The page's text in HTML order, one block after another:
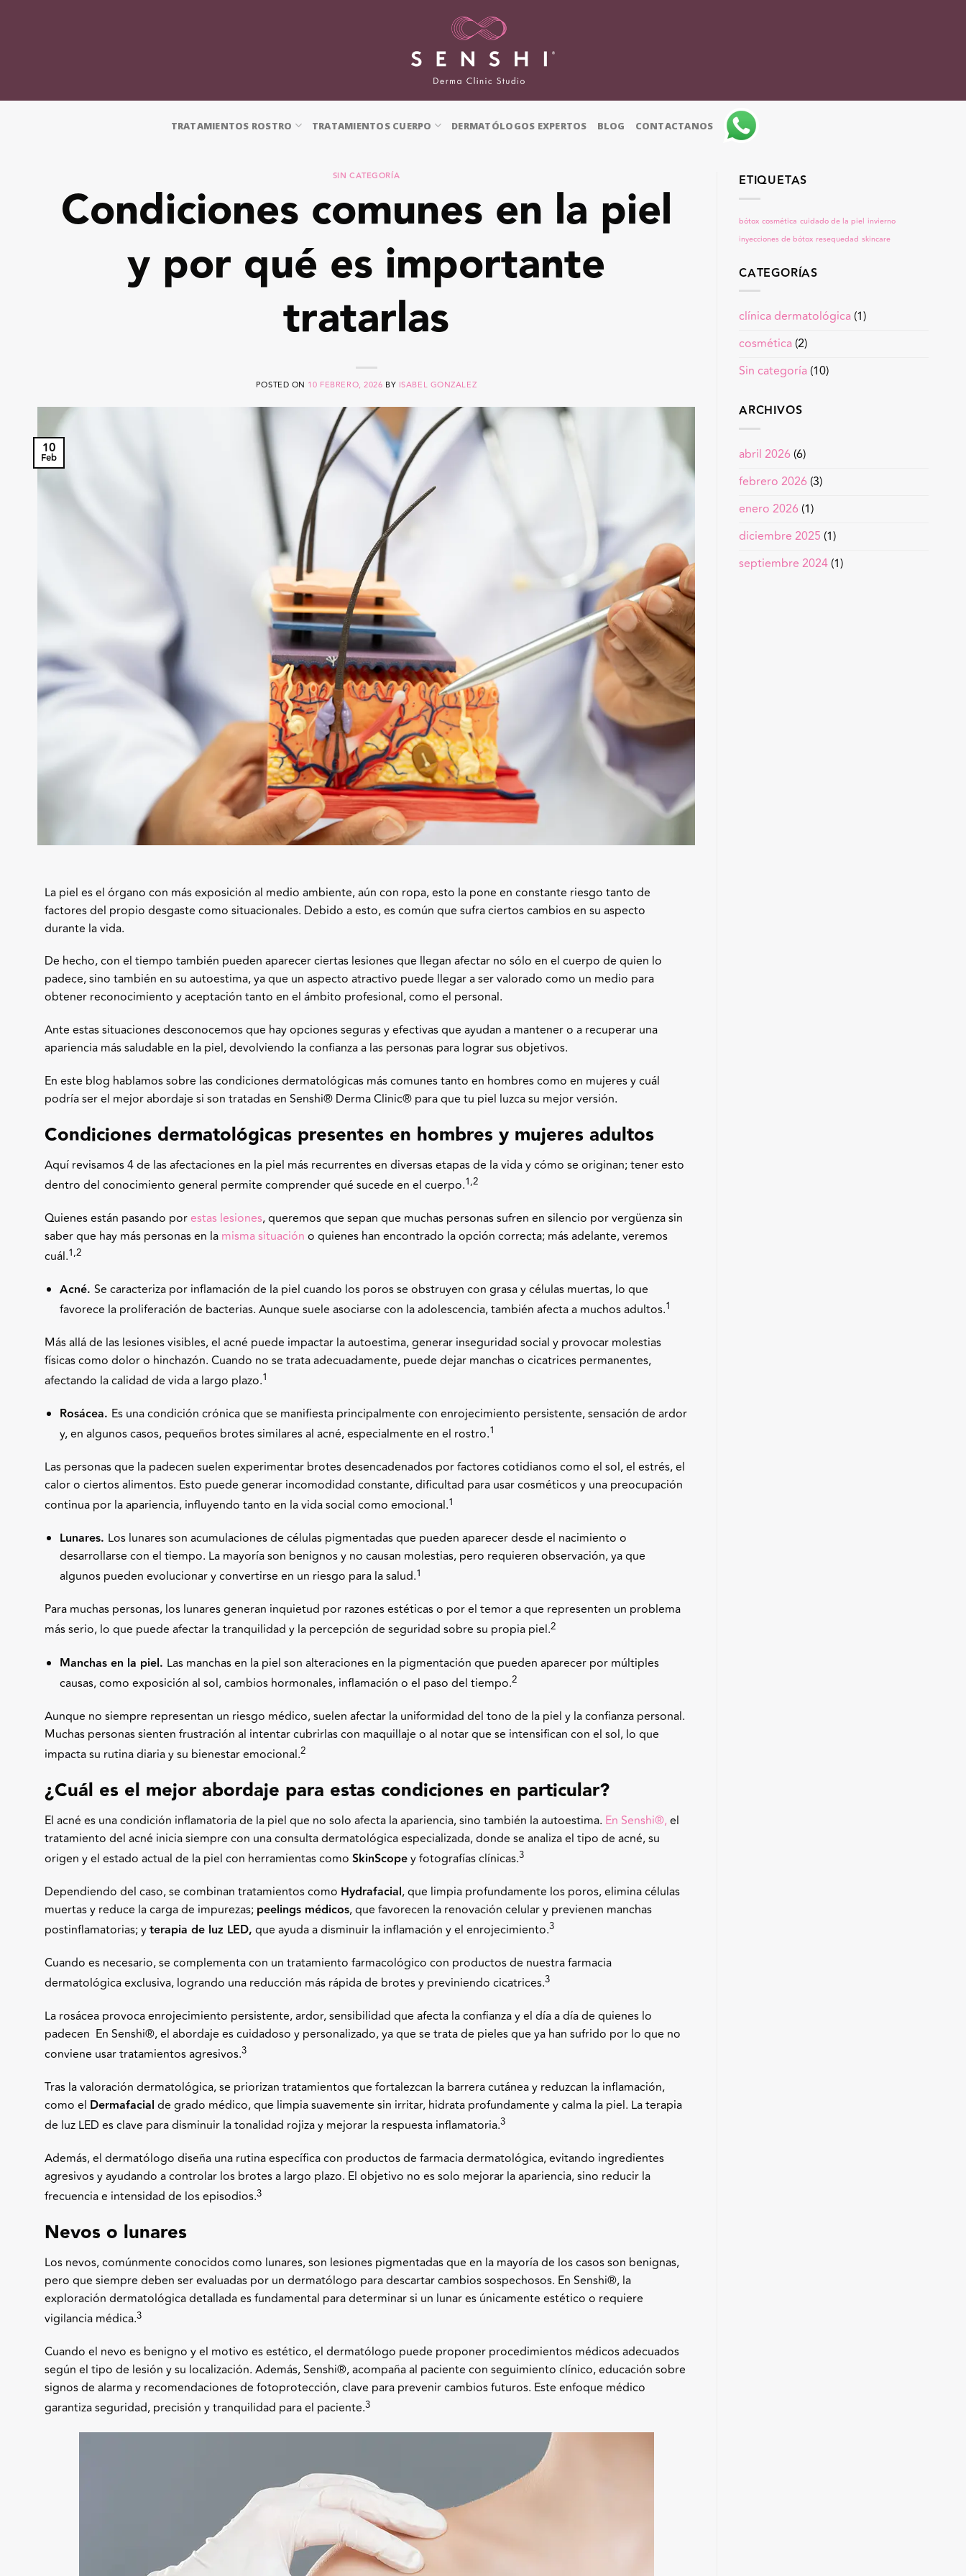
TRATAMIENTOS ROSTRO TRATAMIENTOS CUERPO DERMATÓLOGOS EXPERTOS BLOG CONTACTANOS
SIN CATEGORÍA
Condiciones comunes en la piel
y por qué es importante
tratarlas
POSTED ON 10 FEBRERO, 2026 BY ISABEL GONZALEZ
10
Feb
La piel es el órgano con más exposición al medio ambiente, aún con ropa, esto la pone en constante riesgo tanto de
factores del propio desgaste como situacionales. Debido a esto, es común que sufra ciertos cambios en su aspecto
durante la vida.
De hecho, con el tiempo también pueden aparecer ciertas lesiones que llegan afectar no sólo en el cuerpo de quien lo
padece, sino también en su autoestima, ya que un aspecto atractivo puede llegar a ser valorado como un medio para
obtener reconocimiento y aceptación tanto en el ámbito profesional, como el personal.
Ante estas situaciones desconocemos que hay opciones seguras y efectivas que ayudan a mantener o a recuperar una
apariencia más saludable en la piel, devolviendo la confianza a las personas para lograr sus objetivos.
En este blog hablamos sobre las condiciones dermatológicas más comunes tanto en hombres como en mujeres y cuál
podría ser el mejor abordaje si son tratadas en Senshi® Derma Clinic® para que tu piel luzca su mejor versión.
Condiciones dermatológicas presentes en hombres y mujeres adultos
Aquí revisamos 4 de las afectaciones en la piel más recurrentes en diversas etapas de la vida y cómo se originan; tener esto
dentro del conocimiento general permite comprender qué sucede en el cuerpo.1,2
Quienes están pasando porestas lesiones, queremos que sepan que muchas personas sufren en silencio por vergüenza sin
saber que hay más personas en la misma situación o quienes han encontrado la opción correcta; más adelante, veremos
cuál.1,2
Acné. Se caracteriza por inflamación de la piel cuando los poros se obstruyen con grasa y células muertas, lo que
favorece la proliferación de bacterias. Aunque suele asociarse con la adolescencia, también afecta a muchos adultos.1
Más allá de las lesiones visibles, el acné puede impactar la autoestima, generar inseguridad social y provocar molestias
físicas como dolor o hinchazón. Cuando no se trata adecuadamente, puede dejar manchas o cicatrices permanentes,
afectando la calidad de vida a largo plazo.1
Rosácea. Es una condición crónica que se manifiesta principalmente con enrojecimiento persistente, sensación de ardor
y, en algunos casos, pequeños brotes similares al acné, especialmente en el rostro.1
Las personas que la padecen suelen experimentar brotes desencadenados por factores cotidianos como el sol, el estrés, el
calor o ciertos alimentos. Esto puede generar incomodidad constante, dificultad para usar cosméticos y una preocupación
continua por la apariencia, influyendo tanto en la vida social como emocional.1
Lunares. Los lunares son acumulaciones de células pigmentadas que pueden aparecer desde el nacimiento o
desarrollarse con el tiempo. La mayoría son benignos y no causan molestias, pero requieren observación, ya que
algunos pueden evolucionar y convertirse en un riesgo para la salud.1
Para muchas personas, los lunares generan inquietud por razones estéticas o por el temor a que representen un problema
más serio, lo que puede afectar la tranquilidad y la percepción de seguridad sobre su propia piel.2
Manchas en la piel. Las manchas en la piel son alteraciones en la pigmentación que pueden aparecer por múltiples
causas, como exposición al sol, cambios hormonales, inflamación o el paso del tiempo.2
Aunque no siempre representan un riesgo médico, suelen afectar la uniformidad del tono de la piel y la confianza personal.
Muchas personas sienten frustración al intentar cubrirlas con maquillaje o al notar que se intensifican con el sol, lo que
impacta su rutina diaria y su bienestar emocional.2
¿Cuál es el mejor abordaje para estas condiciones en particular?
El acné es una condición inflamatoria de la piel que no solo afecta la apariencia, sino también la autoestima. En Senshi®,el
tratamiento del acné inicia siempre con una consulta dermatológica especializada, donde se analiza el tipo de acné, su
origen y el estado actual de la piel con herramientas como SkinScopey fotografías clínicas.3
Dependiendo del caso, se combinan tratamientos como Hydrafacial, que limpia profundamente los poros, elimina células
muertas y reduce la carga de impurezas; peelings médicos, que favorecen la renovación celular y previenen manchas
postinflamatorias; yterapia de luz LED, que ayuda a disminuir la inflamación y el enrojecimiento.3
Cuando es necesario, se complementa con un tratamiento farmacológico con productos de nuestra farmacia
dermatológica exclusiva, logrando una reducción más rápida de brotes y previniendo cicatrices.3
La rosácea provoca enrojecimiento persistente, ardor, sensibilidad que afecta la confianza y el día a día de quienes lo
padecen En Senshi®, el abordaje es cuidadoso y personalizado, ya que se trata de pieles que ya han sufrido por lo que no
conviene usar tratamientos agresivos.3
Tras la valoración dermatológica, se priorizan tratamientos que fortalezcan la barrera cutánea y reduzcan la inflamación,
como el Dermafacial de grado médico, que limpia suavemente sin irritar, hidrata profundamente y calma la piel. La terapia
de luz LED es clave para disminuir la tonalidad rojiza y mejorar la respuesta inflamatoria.3
Además, el dermatólogo diseña una rutina específica con productos de farmacia dermatológica, evitando ingredientes
agresivos y ayudando a controlar los brotes a largo plazo. El objetivo no es solo mejorar la apariencia, sino reducir la
frecuencia e intensidad de los episodios.3
Nevos o lunares
Los nevos, comúnmente conocidos como lunares, son lesiones pigmentadas que en la mayoría de los casos son benignas,
pero que siempre deben ser evaluadas por un dermatólogo para descartar cambios sospechosos. En Senshi®, la
exploración dermatológica detallada es fundamental para determinar si un lunar es únicamente estético o requiere
vigilancia médica.3
Cuando el nevo es benigno y el motivo es estético, el dermatólogo puede proponer procedimientos médicos adecuados
según el tipo de lesión y su localización. Además, Senshi®, acompaña al paciente con seguimiento clínico, educación sobre
signos de alarma y recomendaciones de fotoprotección, clave para prevenir cambios futuros. Este enfoque médico
garantiza seguridad, precisión y tranquilidad para el paciente.3
ETIQUETAS
bótox cosmética cuidado de la piel invierno
inyecciones de bótox resequedad skincare
CATEGORÍAS
clínica dermatológica (1)
cosmética (2)
Sin categoría (10)
ARCHIVOS
abril 2026 (6)
febrero 2026 (3)
enero 2026 (1)
diciembre 2025 (1)
septiembre 2024 (1)